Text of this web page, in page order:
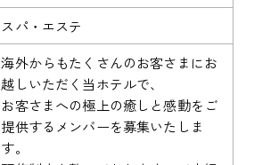
スパ・エステ
海外からもたくさんのお客さまにお
越しいただく当ホテルで、
お客さまへの極上の癒しと感動をご
提供するメンバーを募集いたしま
す。